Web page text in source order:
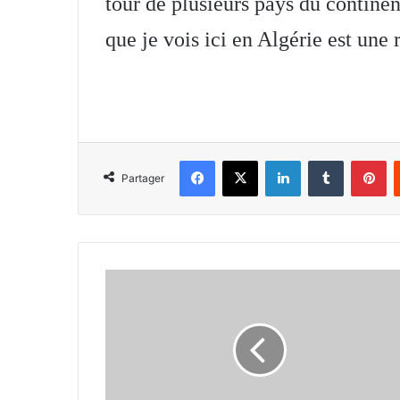
que je vois ici en Algérie est une
Partager
Facebook
X LinkedinTumblr